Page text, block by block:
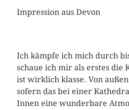
Impression aus Devon
Ich kämpfe ich mich durch
schaue ich mir als erstes die
ist wirklich klasse. Von
sofern das bei einer
Innen eine wunderbare